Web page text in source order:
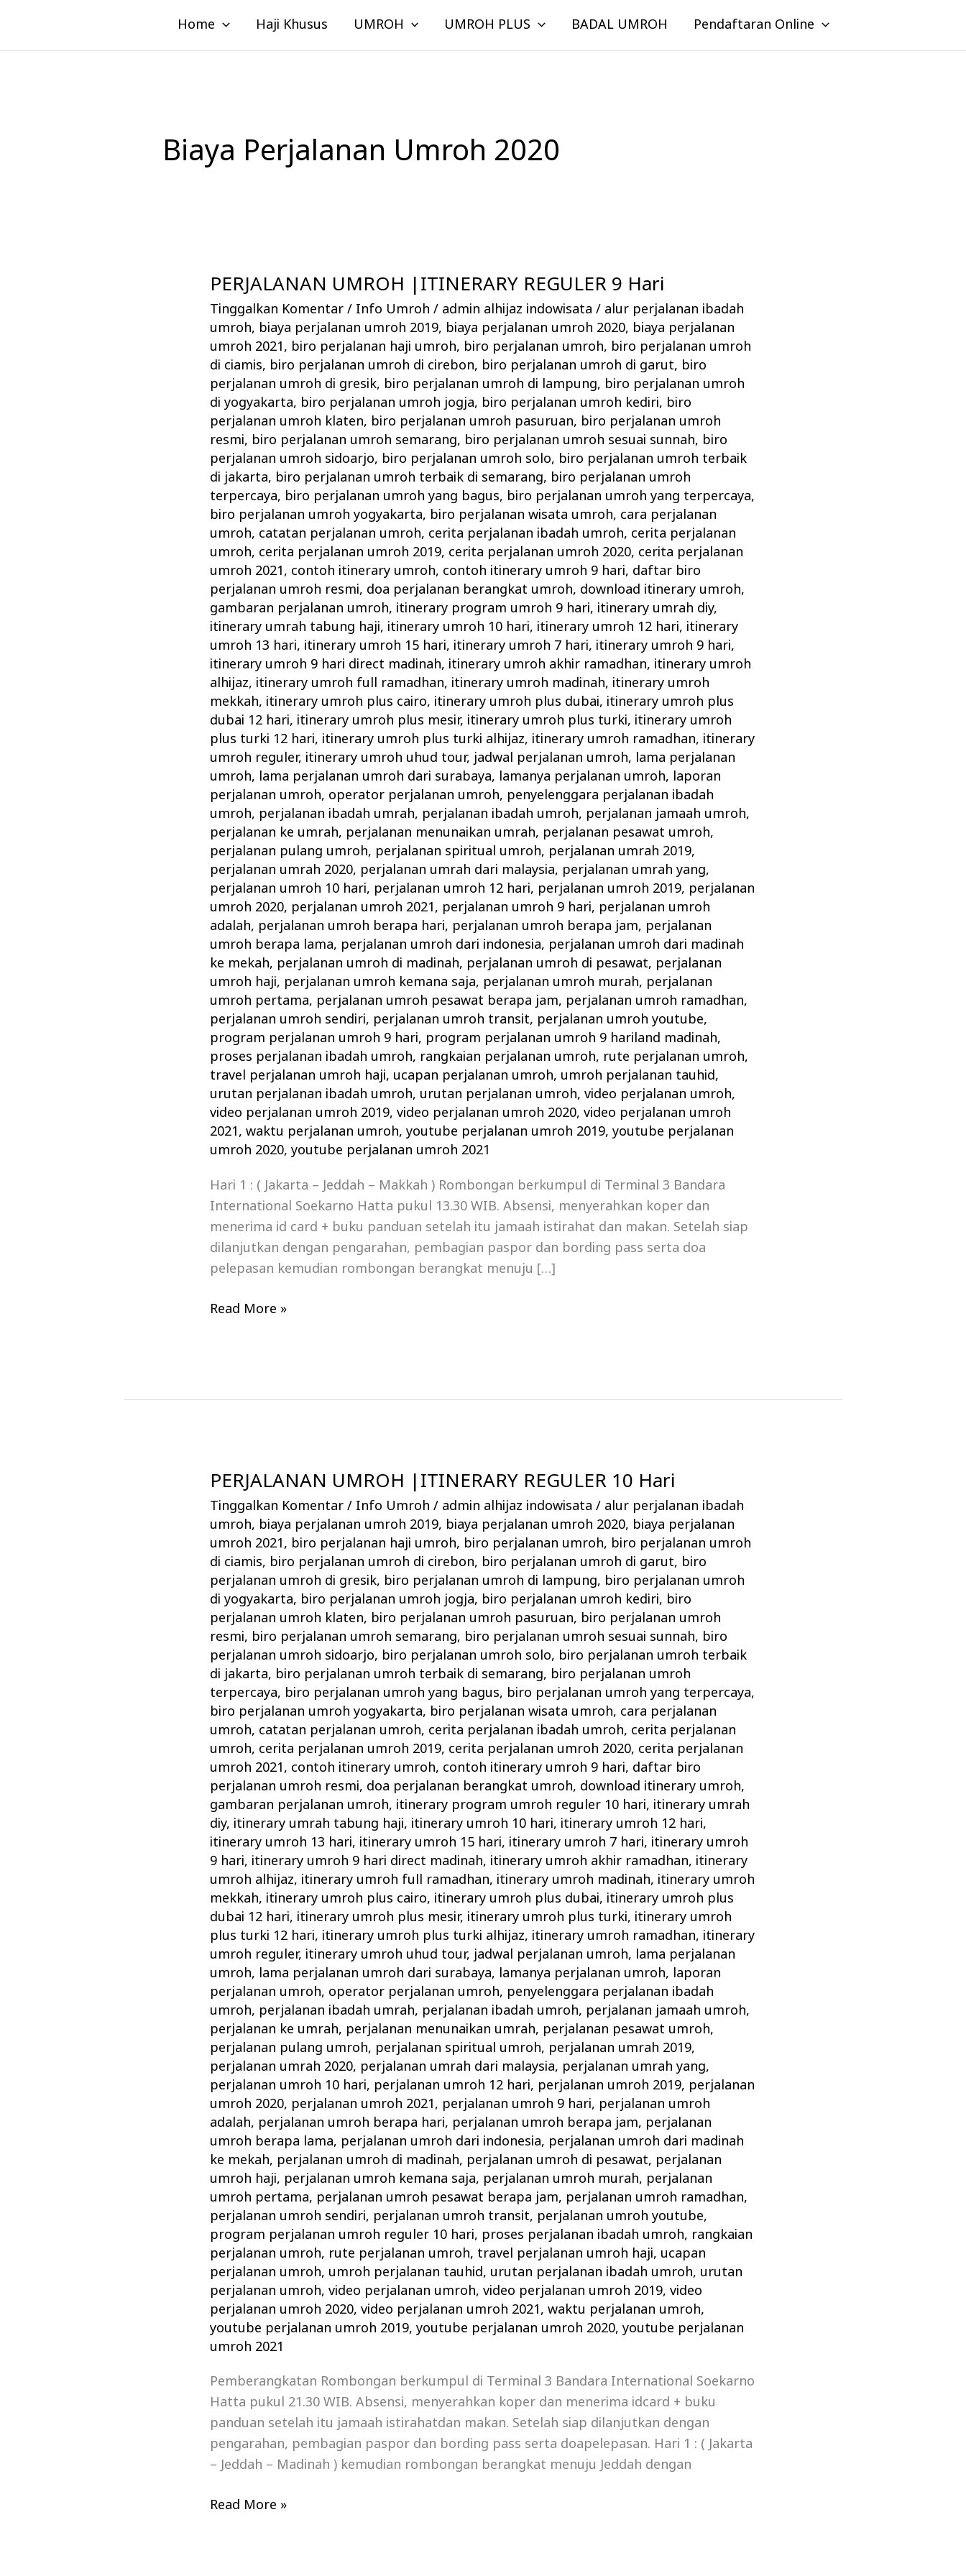
konten
Home Haji Khusus UMROH UMROH PLUS BADAL UMROH Pendaftaran Online
Biaya Perjalanan Umroh 2020
PERJALANAN UMROH |ITINERARY REGULER 9 Hari
Tinggalkan Komentar / Info Umroh / admin alhijaz indowisata/ alur perjalanan ibadah
umroh, biaya perjalanan umroh 2019, biaya perjalanan umroh 2020, biaya perjalanan
umroh 2021, biro perjalanan haji umroh, biro perjalanan umroh, biro perjalanan umroh
di ciamis, biro perjalanan umroh di cirebon, biro perjalanan umroh di garut, biro
perjalanan umroh di gresik, biro perjalanan umroh di lampung, biro perjalanan umroh
di yogyakarta, biro perjalanan umroh jogja, biro perjalanan umroh kediri, biro
perjalanan umroh klaten, biro perjalanan umroh pasuruan, biro perjalanan umroh
resmi, biro perjalanan umroh semarang, biro perjalanan umroh sesuai sunnah, biro
perjalanan umroh sidoarjo, biro perjalanan umroh solo, biro perjalanan umroh terbaik
di jakarta, biro perjalanan umroh terbaik di semarang, biro perjalanan umroh
terpercaya, biro perjalanan umroh yang bagus, biro perjalanan umroh yang terpercaya,
biro perjalanan umroh yogyakarta, biro perjalanan wisata umroh, cara perjalanan
umroh, catatan perjalanan umroh, cerita perjalanan ibadah umroh, cerita perjalanan
umroh, cerita perjalanan umroh 2019, cerita perjalanan umroh 2020, cerita perjalanan
umroh 2021, contoh itinerary umroh, contoh itinerary umroh 9 hari, daftar biro
perjalanan umroh resmi, doa perjalanan berangkat umroh, download itinerary umroh,
gambaran perjalanan umroh, itinerary program umroh 9 hari, itinerary umrah diy,
itinerary umrah tabung haji, itinerary umroh 10 hari, itinerary umroh 12 hari, itinerary
umroh 13 hari, itinerary umroh 15 hari, itinerary umroh 7 hari, itinerary umroh 9 hari,
itinerary umroh 9 hari direct madinah, itinerary umroh akhir ramadhan, itinerary umroh
alhijaz, itinerary umroh full ramadhan, itinerary umroh madinah, itinerary umroh
mekkah, itinerary umroh plus cairo, itinerary umroh plus dubai, itinerary umroh plus
dubai 12 hari, itinerary umroh plus mesir, itinerary umroh plus turki, itinerary umroh
plus turki 12 hari, itinerary umroh plus turki alhijaz, itinerary umroh ramadhan, itinerary
umroh reguler, itinerary umroh uhud tour, jadwal perjalanan umroh, lama perjalanan
umroh, lama perjalanan umroh dari surabaya, lamanya perjalanan umroh, laporan
perjalanan umroh, operator perjalanan umroh, penyelenggara perjalanan ibadah
umroh, perjalanan ibadah umrah, perjalanan ibadah umroh, perjalanan jamaah umroh,
perjalanan ke umrah, perjalanan menunaikan umrah, perjalanan pesawat umroh,
perjalanan pulang umroh, perjalanan spiritual umroh, perjalanan umrah 2019,
perjalanan umrah 2020, perjalanan umrah dari malaysia, perjalanan umrah yang,
perjalanan umroh 10 hari, perjalanan umroh 12 hari, perjalanan umroh 2019, perjalanan
umroh 2020, perjalanan umroh 2021, perjalanan umroh 9 hari, perjalanan umroh
adalah, perjalanan umroh berapa hari, perjalanan umroh berapa jam, perjalanan
umroh berapa lama, perjalanan umroh dari indonesia, perjalanan umroh dari madinah
ke mekah, perjalanan umroh di madinah, perjalanan umroh di pesawat, perjalanan
umroh haji, perjalanan umroh kemana saja, perjalanan umroh murah, perjalanan
umroh pertama, perjalanan umroh pesawat berapa jam, perjalanan umroh ramadhan,
perjalanan umroh sendiri, perjalanan umroh transit, perjalanan umroh youtube,
program perjalanan umroh 9 hari, program perjalanan umroh 9 hariland madinah,
proses perjalanan ibadah umroh, rangkaian perjalanan umroh, rute perjalanan umroh,
travel perjalanan umroh haji, ucapan perjalanan umroh, umroh perjalanan tauhid,
urutan perjalanan ibadah umroh, urutan perjalanan umroh,video perjalanan umroh,
video perjalanan umroh 2019,video perjalanan umroh 2020,video perjalanan umroh
2021,waktu perjalanan umroh,youtube perjalanan umroh 2019,youtube perjalanan
umroh 2020,youtube perjalanan umroh 2021
Hari 1 : ( Jakarta – Jeddah – Makkah ) Rombongan berkumpul di Terminal 3 Bandara
International Soekarno Hatta pukul 13.30 WIB. Absensi, menyerahkan koper dan
menerima id card + buku panduan setelah itu jamaah istirahat dan makan. Setelah siap
dilanjutkan dengan pengarahan, pembagian paspor dan bording pass serta doa
pelepasan kemudian rombongan berangkat menuju […]
PERJALANAN
UMROH
|ITINERARY
REGULER
9
Hari
Read More »
PERJALANAN UMROH |ITINERARY REGULER 10 Hari
Tinggalkan Komentar / Info Umroh / admin alhijaz indowisata/ alur perjalanan ibadah
umroh, biaya perjalanan umroh 2019, biaya perjalanan umroh 2020, biaya perjalanan
umroh 2021, biro perjalanan haji umroh, biro perjalanan umroh, biro perjalanan umroh
di ciamis, biro perjalanan umroh di cirebon, biro perjalanan umroh di garut, biro
perjalanan umroh di gresik, biro perjalanan umroh di lampung, biro perjalanan umroh
di yogyakarta, biro perjalanan umroh jogja, biro perjalanan umroh kediri, biro
perjalanan umroh klaten, biro perjalanan umroh pasuruan, biro perjalanan umroh
resmi, biro perjalanan umroh semarang, biro perjalanan umroh sesuai sunnah, biro
perjalanan umroh sidoarjo, biro perjalanan umroh solo, biro perjalanan umroh terbaik
di jakarta, biro perjalanan umroh terbaik di semarang, biro perjalanan umroh
terpercaya, biro perjalanan umroh yang bagus, biro perjalanan umroh yang terpercaya,
biro perjalanan umroh yogyakarta, biro perjalanan wisata umroh, cara perjalanan
umroh, catatan perjalanan umroh, cerita perjalanan ibadah umroh, cerita perjalanan
umroh, cerita perjalanan umroh 2019, cerita perjalanan umroh 2020, cerita perjalanan
umroh 2021, contoh itinerary umroh, contoh itinerary umroh 9 hari, daftar biro
perjalanan umroh resmi, doa perjalanan berangkat umroh, download itinerary umroh,
gambaran perjalanan umroh, itinerary program umroh reguler 10 hari, itinerary umrah
diy, itinerary umrah tabung haji, itinerary umroh 10 hari, itinerary umroh 12 hari,
itinerary umroh 13 hari, itinerary umroh 15 hari, itinerary umroh 7 hari, itinerary umroh
9 hari, itinerary umroh 9 hari direct madinah, itinerary umroh akhir ramadhan, itinerary
umroh alhijaz, itinerary umroh full ramadhan, itinerary umroh madinah, itinerary umroh
mekkah, itinerary umroh plus cairo, itinerary umroh plus dubai, itinerary umroh plus
dubai 12 hari, itinerary umroh plus mesir, itinerary umroh plus turki, itinerary umroh
plus turki 12 hari, itinerary umroh plus turki alhijaz, itinerary umroh ramadhan, itinerary
umroh reguler, itinerary umroh uhud tour, jadwal perjalanan umroh, lama perjalanan
umroh, lama perjalanan umroh dari surabaya, lamanya perjalanan umroh, laporan
perjalanan umroh, operator perjalanan umroh, penyelenggara perjalanan ibadah
umroh, perjalanan ibadah umrah, perjalanan ibadah umroh, perjalanan jamaah umroh,
perjalanan ke umrah, perjalanan menunaikan umrah, perjalanan pesawat umroh,
perjalanan pulang umroh, perjalanan spiritual umroh, perjalanan umrah 2019,
perjalanan umrah 2020, perjalanan umrah dari malaysia, perjalanan umrah yang,
perjalanan umroh 10 hari, perjalanan umroh 12 hari, perjalanan umroh 2019, perjalanan
umroh 2020, perjalanan umroh 2021, perjalanan umroh 9 hari, perjalanan umroh
adalah, perjalanan umroh berapa hari, perjalanan umroh berapa jam, perjalanan
umroh berapa lama, perjalanan umroh dari indonesia, perjalanan umroh dari madinah
ke mekah, perjalanan umroh di madinah, perjalanan umroh di pesawat, perjalanan
umroh haji, perjalanan umroh kemana saja, perjalanan umroh murah, perjalanan
umroh pertama, perjalanan umroh pesawat berapa jam, perjalanan umroh ramadhan,
perjalanan umroh sendiri, perjalanan umroh transit, perjalanan umroh youtube,
program perjalanan umroh reguler 10 hari, proses perjalanan ibadah umroh, rangkaian
perjalanan umroh, rute perjalanan umroh, travel perjalanan umroh haji, ucapan
perjalanan umroh, umroh perjalanan tauhid, urutan perjalanan ibadah umroh, urutan
perjalanan umroh,video perjalanan umroh,video perjalanan umroh 2019,video
perjalanan umroh 2020,video perjalanan umroh 2021,waktu perjalanan umroh,
youtube perjalanan umroh 2019,youtube perjalanan umroh 2020,youtube perjalanan
umroh 2021
Pemberangkatan Rombongan berkumpul di Terminal 3 Bandara International Soekarno
Hatta pukul 21.30 WIB. Absensi, menyerahkan koper dan menerima idcard + buku
panduan setelah itu jamaah istirahatdan makan. Setelah siap dilanjutkan dengan
pengarahan, pembagian paspor dan bording pass serta doapelepasan. Hari 1 : ( Jakarta
– Jeddah – Madinah ) kemudian rombongan berangkat menuju Jeddah dengan
PERJALANAN
UMROH
|ITINERARY
REGULER
10
Hari
Read More »